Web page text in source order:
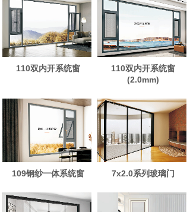
110双内开系统窗
110双内开系统窗
(2.0mm)
109钢纱一体系统窗 7x2.0系列玻璃门